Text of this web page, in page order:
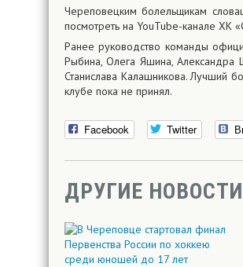
Череповецким болельщикам
посмотреть на YouTube-канале ХК
Ранее руководство команды
Рыбина, Олега Яшина, Александра
Станислава Калашникова. Лучший
клубе пока не принял.
Facebook Twitter
ДРУГИЕ